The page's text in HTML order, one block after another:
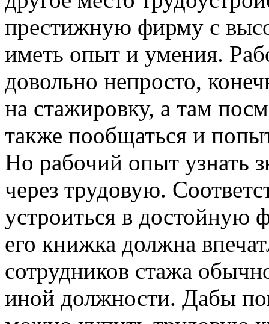
престижную фирму с
иметь опыт и умения.
довольно непросто,
на стажировку, а там
также пообщаться и
Но рабочий опыт узнать
через трудовую.
устроиться в
его книжка должна
сотрудников стажа
иной должности. Дабы